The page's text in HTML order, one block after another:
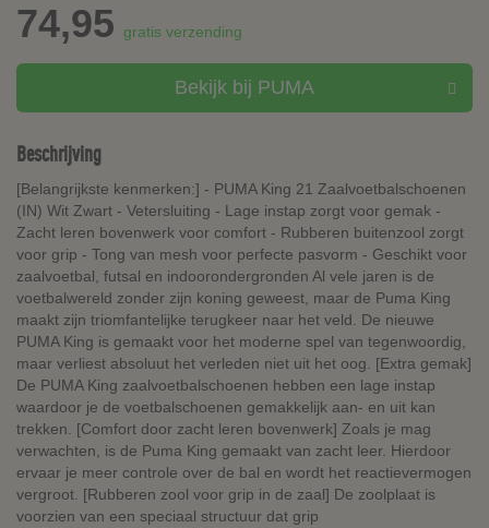
74,95 gratis verzending
Bekijk bij PUMA
Beschrijving
[Belangrijkste kenmerken:] - PUMA King 21 Zaalvoetbalschoenen
(IN) Wit Zwart - Vetersluiting - Lage instap zorgt voor gemak -
Zacht leren bovenwerk voor comfort - Rubberen buitenzool zorgt
voor grip - Tong van mesh voor perfecte pasvorm - Geschikt voor
zaalvoetbal, futsal en indoorondergronden Al vele jaren is de
voetbalwereld zonder zijn koning geweest, maar de Puma King
maakt zijn triomfantelijke terugkeer naar het veld. De nieuwe
PUMA King is gemaakt voor het moderne spel van tegenwoordig,
maar verliest absoluut het verleden niet uit het oog. [Extra gemak]
De PUMA King zaalvoetbalschoenen hebben een lage instap
waardoor je de voetbalschoenen gemakkelijk aan- en uit kan
trekken. [Comfort door zacht leren bovenwerk] Zoals je mag
verwachten, is de Puma King gemaakt van zacht leer. Hierdoor
ervaar je meer controle over de bal en wordt het reactievermogen
vergroot. [Rubberen zool voor grip in de zaal] De zoolplaat is
voorzien van een speciaal structuur dat grip